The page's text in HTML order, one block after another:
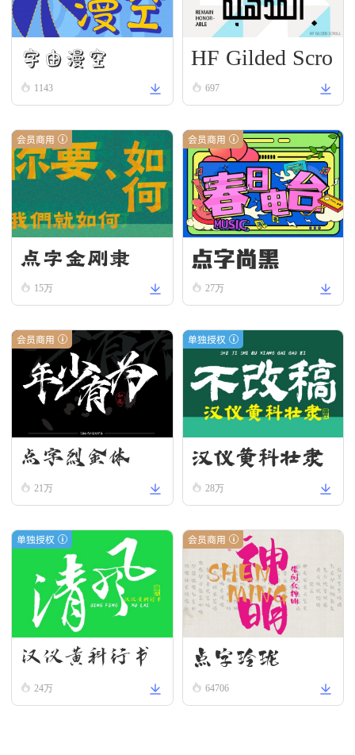
字由漫空
1143
HF Gilded Scro
ll 697
会员商用
点字金刚隶
15万
会员商用
点字尚黑
27万
会员商用
点字烈金体
21万
单独授权
汉仪黄科壮隶
W28万
单独授权
汉仪黄科行书
W24万
会员商用
点字玲珑
64706